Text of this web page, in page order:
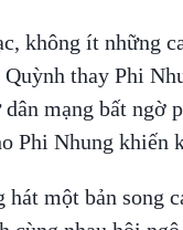
không ít những
thay Phi
mạng bất ngờ
Phi Nhung
hát một bản song